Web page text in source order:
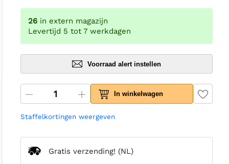
26 in extern magazijn
Levertijd 5 tot 7 werkdagen
Voorraad alert instellen
In winkelwagen
Staffelkortingen weergeven
Gratis verzending! (NL)